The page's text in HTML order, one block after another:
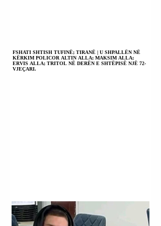
FSHATI SHTISH TUFINË; TIRANË | U SHPALLËN NË
KËRKIM POLICOR ALTIN ALLA; MAKSIM ALLA;
ERVIS ALLA; TRITOL NË DERËN E SHTËPISË NJË 72-
VJEÇARI.